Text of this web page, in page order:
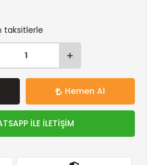
taksitlerle
Hemen Al
İLE İLETİŞİM